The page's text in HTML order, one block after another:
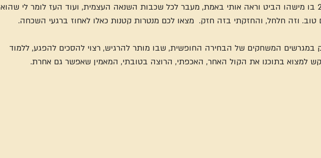
ומתוק בגיל 20 בו מישהו הביט וראה אותי באמת, מעבר לכל שכבות השנאה העצמית, ועוד העז לומר לי שהוא
טוב. וזה חלחל, והחזקתי בזה חזק.  מצאו לכם מנטרות קטנות כאלו לאחוז ברגעי השכחה.
במגרשים המשחקים של הבחירה החופשית, שבו מותר להרגיש, רצוי להסכים להפגע, ללמוד
למצוא בתוכנו את הקול האחר, האכפתי, הרוצה בטובתי, המאמין שאפשר גם אחרת.